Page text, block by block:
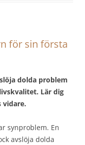
för sin första
dolda problem
Lär dig
vidare.
synproblem. En
avslöja dolda